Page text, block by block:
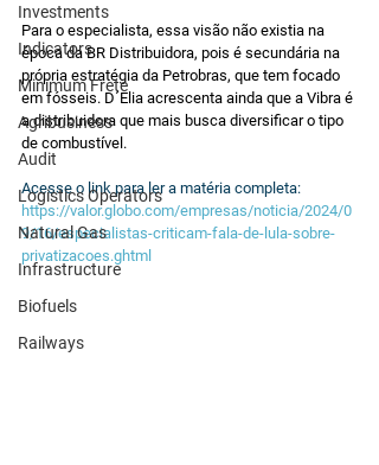
Investments
Indicators
Minimum Frete
Agribusiness
Audit
Logistics Operators
Natural Gas
Infrastructure
Biofuels
Railways
Para o especialista, essa visão não existia na
época da BR Distribuidora, pois é secundária na
própria estratégia da Petrobras, que tem focado
em fósseis. D´Elia acrescenta ainda que a Vibra é
a distribuidora que mais busca diversificar o tipo
de combustível.
Acesse o link para ler a matéria completa:
https://valor.globo.com/empresas/noticia/2024/0
9/16/especialistas-criticam-fala-de-lula-sobre-
privatizacoes.ghtml